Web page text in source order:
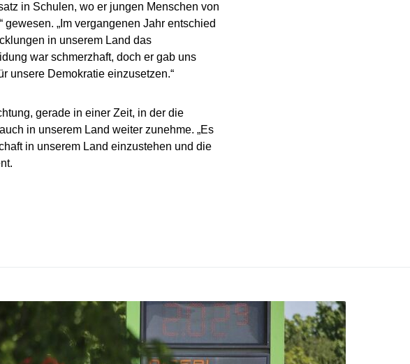
in Schulen, wo er jungen Menschen von
„Im vergangenen Jahr entschied
in unserem Land das
war schmerzhaft, doch er gab uns
unsere Demokratie einzusetzen.“
gerade in einer Zeit, in der die
in unserem Land weiter zunehme. „Es
in unserem Land einzustehen und die